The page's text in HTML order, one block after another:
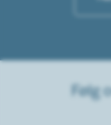
Følg